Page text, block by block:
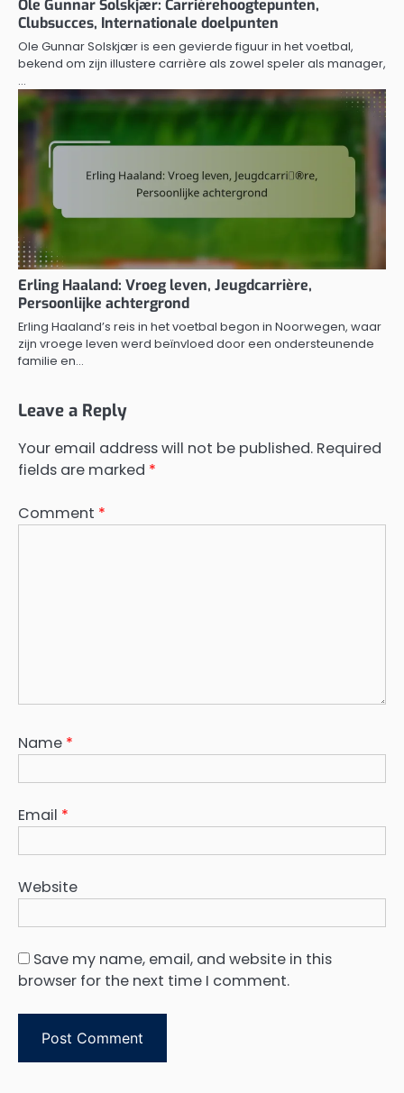
Ole Gunnar Solskjær: Carrièrehoogtepunten,
Clubsucces, Internationale doelpunten
Ole Gunnar Solskjær is een gevierde figuur in het voetbal,
bekend om zijn illustere carrière als zowel speler als manager,
…
Erling Haaland: Vroeg leven, Jeugdcarrière,
Persoonlijke achtergrond
Erling Haaland’s reis in het voetbal begon in Noorwegen, waar
zijn vroege leven werd beïnvloed door een ondersteunende
familie en…
Leave a Reply
Your email address will not be published. Required
fields are marked *
Comment *
Name *
Email *
Website
Save my name, email, and website in this
browser for the next time I comment.